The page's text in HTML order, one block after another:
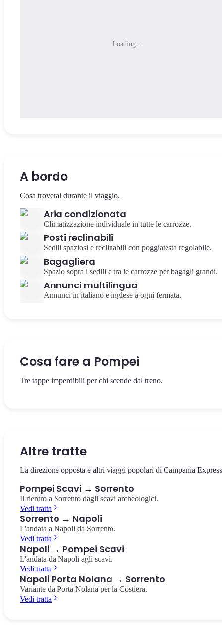
Loading...
A bordo
Cosa troverai durante il viaggio.
Aria condizionata
Climatizzazione individuale in tutte le carrozze.
Posti reclinabili
Sedili spaziosi e reclinabili con poggiatesta regolabile.
Bagagliera
Spazio sopra i sedili e tra le carrozze per bagagli grandi.
Annunci multilingua
Annunci in italiano e inglese a ogni fermata.
Cosa fare a Pompei
Tre tappe imperdibili per chi scende dal treno.
Altre tratte
La direzione opposta e altri viaggi popolari di Campania
Pompei Scavi → Sorrento
Il rientro a Sorrento dagli scavi archeologici.
Vedi tratta
Sorrento → Napoli
L'andata a Napoli da Sorrento.
Vedi tratta
Napoli → Pompei Scavi
L'andata da Napoli agli scavi.
Vedi tratta
Napoli Porta Nolana → Sorrento
Variante da Porta Nolana per la Costiera.
Vedi tratta